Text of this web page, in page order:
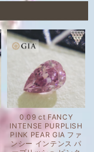
0.09 ct FANCY
INTENSE PURPLISH
PINK PEAR GIA ファ
ンシー インテンス パ